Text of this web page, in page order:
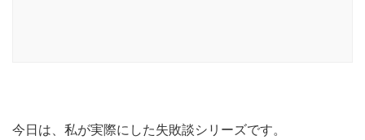
今日は、私が実際にした失敗談シリーズです。